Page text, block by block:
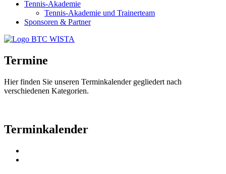
Tennis-Akademie
Tennis-Akademie und Trainerteam
Sponsoren & Partner
Termine
Hier finden Sie unseren Terminkalender gegliedert nach
verschiedenen Kategorien.
Terminkalender